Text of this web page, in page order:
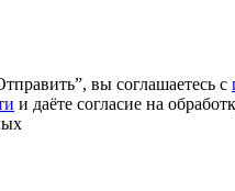
вы соглашаетесь с
и даёте согласие на